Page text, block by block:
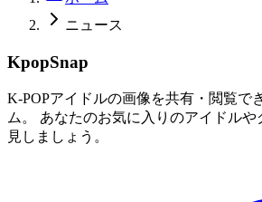
ニュース
KpopSnap
K-POPアイドルの画像を共有・閲覧で
ム。 あなたのお気に入りのアイドル
見しましょう。